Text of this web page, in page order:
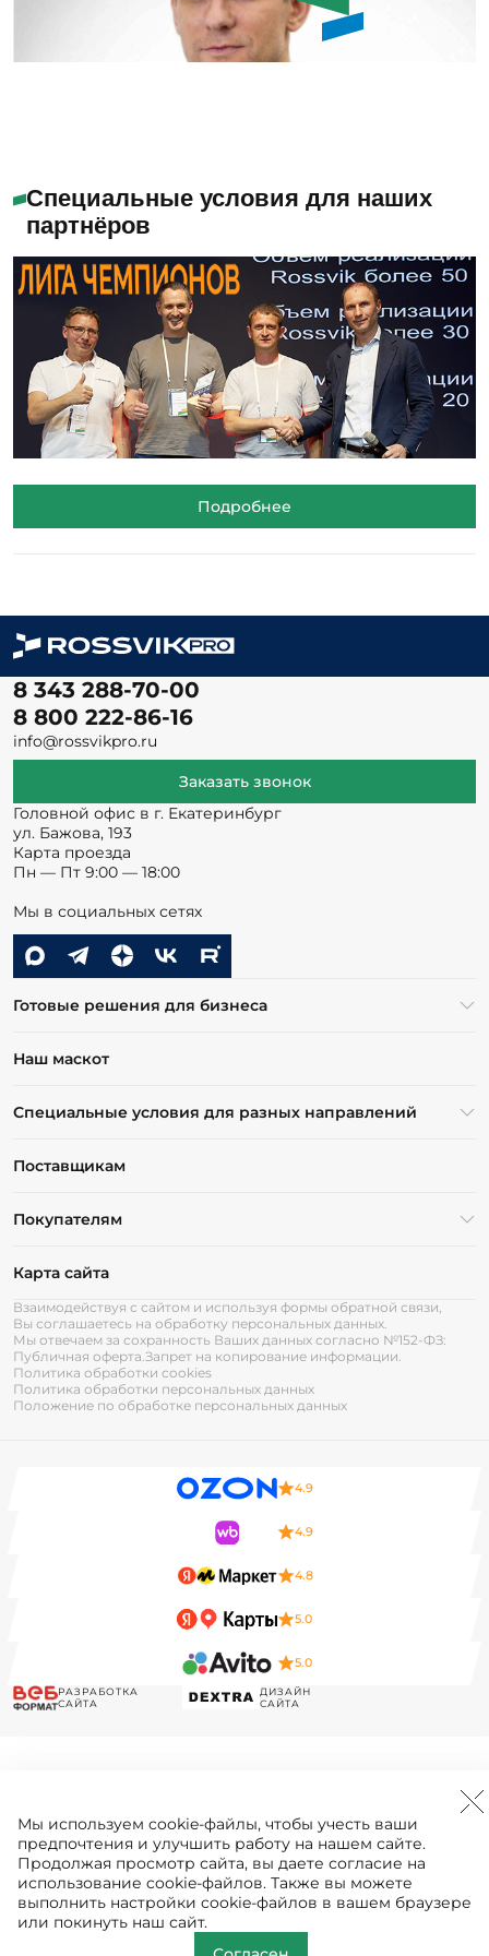
Помогу с выбором
Специальные условия для наших
партнёров
Подробнее
8 343 288-70-00
8 800 222-86-16
info@rossvikpro.ru
Заказать звонок
Головной офис в г. Екатеринбург
ул. Бажова, 193
Карта проезда
Пн — Пт 9:00 — 18:00
Мы в социальных сетях
Готовые решения для бизнеса
Наш маскот
Специальные условия для разных направлений
Поставщикам
Покупателям
Карта сайта
Взаимодействуя с сайтом и используя формы обратной связи,
Вы соглашаетесь на обработку персональных данных.
Мы отвечаем за сохранность Ваших данных согласно №152-ФЗ:
Публичная оферта. Запрет на копирование информации.
Политика обработки cookies
Политика обработки персональных данных
Положение по обработке персональных данных
4.9
4.9
4.8
5.0
5.0
РАЗРАБОТКА
САЙТА
ДИЗАЙН
САЙТА
Мы используем cookie-файлы, чтобы учесть ваши
предпочтения и улучшить работу на нашем сайте.
Продолжая просмотр сайта, вы даете согласие на
использование cookie-файлов. Также вы можете
выполнить настройки cookie-файлов в вашем браузере
или покинуть наш сайт.